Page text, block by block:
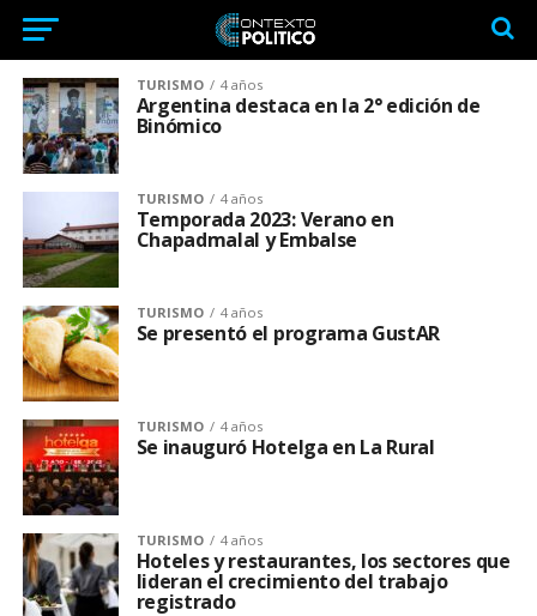
TURISMO 4 años
Argentina destaca en la 2° edición de
Binómico
TURISMO 4 años
Temporada 2023: Verano en
Chapadmalal y Embalse
TURISMO 4 años
Se presentó el programa GustAR
TURISMO 4 años
Se inauguró Hotelga en La Rural
TURISMO 4 años
Hoteles y restaurantes, los sectores que
lideran el crecimiento del trabajo
registrado